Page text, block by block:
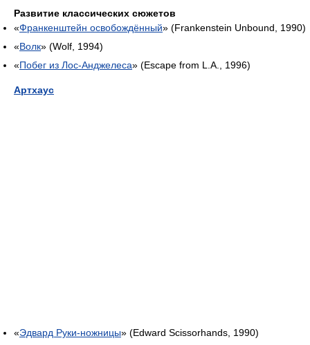
Развитие классических сюжетов
«Франкенштейн освобождённый» (Frankenstein Unbound, 1990)
«Волк» (Wolf, 1994)
«Побег из Лос-Анджелеса» (Escape from L.A., 1996)
Артхаус
«Эдвард Руки-ножницы» (Edward Scissorhands, 1990)